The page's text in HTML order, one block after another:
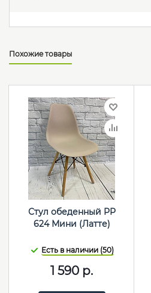
Похожие товары
Стул обеденный PP
624 Мини (Латте)
Есть в наличии (50)
1 590 р.